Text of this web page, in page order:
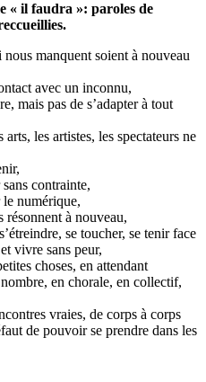
« il faudra »: paroles de
manquent soient à nouveau
avec un inconnu,
mais pas de s’adapter à tout
les artistes, les spectateurs ne
contrainte,
numérique,
résonnent à nouveau,
se toucher, se tenir face
vivre sans peur,
choses, en attendant
en chorale, en collectif,
vraies, de corps à corps
de pouvoir se prendre dans les